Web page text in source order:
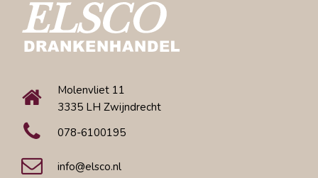
Molenvliet 11
3335 LH Zwijndrecht
078-6100195
info@elsco.nl